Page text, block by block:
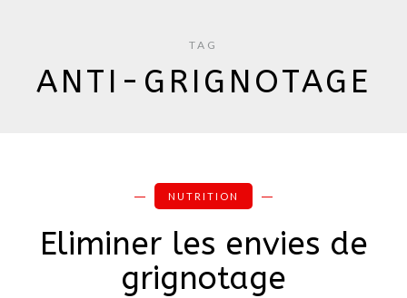
TAG
ANTI-GRIGNOTAGE
NUTRITION
Eliminer les envies de
grignotage